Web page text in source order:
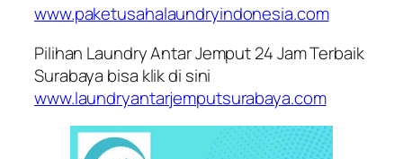
www.paketusahalaundryindonesia.com
Pilihan Laundry Antar Jemput 24 Jam Terbaik
Surabaya bisa klik di sini
www.laundryantarjemputsurabaya.com